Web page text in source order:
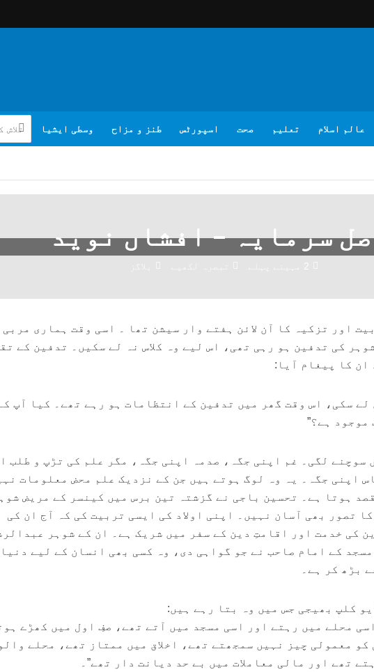
عالم اسلام تعلیم صحت اسپورٹس طنز و مزاح وسطی ایشیا
سرمایہ – افشاں نوید
2 مہینے پہلے
اور تزکیہ کا آن لائن ہفتے وار سیشن تھا ۔ اسی وقت ہماری مربی
کی تدفین ہو رہی تھی، اس لیے وہ کلاس نہ لے سکیں۔ تدفین کے
ان کا پیغام آیا:
لے سکی، اس وقت گھر میں تدفین کے انتظامات ہو رہے تھے۔ کیا آپ
موجود ہے؟”
سوچنے لگی۔ غم اپنی جگہ، صدمہ اپنی جگہ، مگر علم کی تڑپ و طلب
اپنی جگہ۔ یہ وہ لوگ ہوتے ہیں جن کے نزدیک علم محض معلومات
ہوتا ہے۔ تحسین باجی نے گزشتہ تین برس میں کینسر کے مریض
تصور بھی آسان نہیں۔ اپنی اولاد کی ایسی تربیت کی کہ آج ان کی
کی خدمت اور اقامتِ دین کے سفر میں شریک ہے۔ ان کے شوہر
کے امام صاحب نے جو گواہی دی، وہ کسی بھی انسان کے لیے
بڑھ کر ہے۔
کلپ بھیجی جس میں وہ بتا رہے ہیں:
محلے میں رہتے اور اسی مسجد میں آتے تھے، صفِ اول میں کھڑے
کو معمولی چیز نہیں سمجھتے تھے، اخلاق میں ممتاز تھے، محلے
تھے اور مالی معاملات میں بے حد دیانت دار تھے”۔